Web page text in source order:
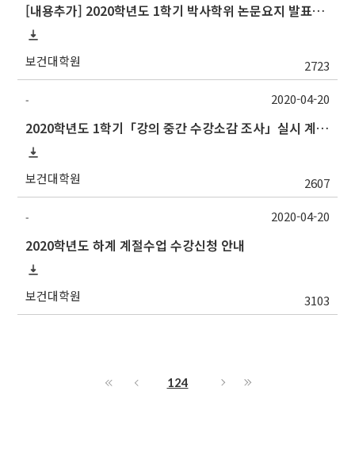
[내용추가] 2020학년도 1학기 박사학위 논문요지 발표회 안내
보건대학원 2723
-
2020학년도 1학기「강의 중간 수강소감 조사」실시 계획 알림
보건대학원 2607
2020-04-20
-
2020학년도 하계 계절수업 수강신청 안내
보건대학원 3103
2020-04-20
124